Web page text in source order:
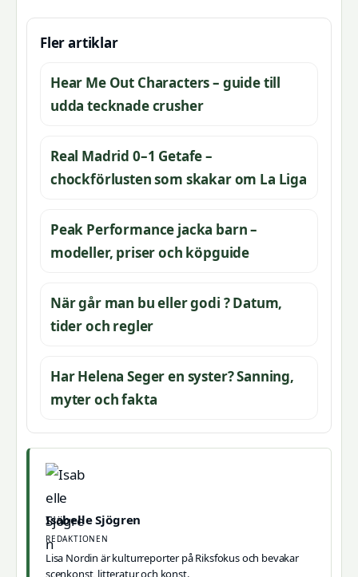
Fler artiklar
Hear Me Out Characters – guide till
udda tecknade crusher
Real Madrid 0–1 Getafe –
chockförlusten som skakar om La Liga
Peak Performance jacka barn –
modeller, priser och köpguide
När går man bu eller godi ? Datum,
tider och regler
Har Helena Seger en syster? Sanning,
myter och fakta
Isabelle Sjögren
REDAKTIONEN
Lisa Nordin är kulturreporter på Riksfokus och bevakar
scenkonst, litteratur och konst.